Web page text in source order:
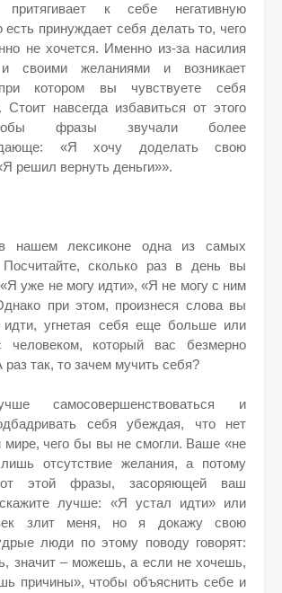
притягивает к себе негативную
есть принуждает себя делать то, чего
не хочется. Именно из-за насилия
своими желаниями и возникает
котором вы чувствуете себя
Стоит навсегда избавиться от этого
фразы звучали более
«Я хочу доделать свою
решил вернуть деньги»».
нашем лексиконе одна из самых
Посчитайте, сколько раз в день вы
«Я уже не могу идти», «Я не могу с ним
при этом, произнеся слова вы
идти, угнетая себя еще больше или
человеком, который вас безмерно
раз так, то зачем мучить себя?
самосовершенствоваться и
себя убеждая, что нет
мире, чего бы вы не смогли. Ваше «не
отсутствие желания, а потому
от этой фразы, засоряющей ваш
лучше: «Я устал идти» или
злит меня, но я докажу свою
люди по этому поводу говорят:
значит – можешь, а если не хочешь,
причины», чтобы объяснить себе и